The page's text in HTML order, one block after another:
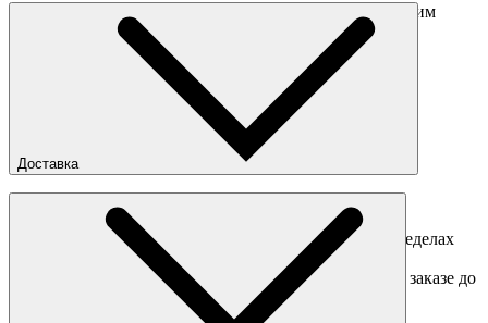
Перед отправкой обмена обязательно свяжитесь с нашим
obmen@sneakerhead.ru
Подробные правила возврата товара
Доставка
Доставка по Москве
Доставка курьером в интервал 13:00-20:00 в пределах
МКАД 350 руб.
Доставка "день в день" в пределах МКАД (при заказе до